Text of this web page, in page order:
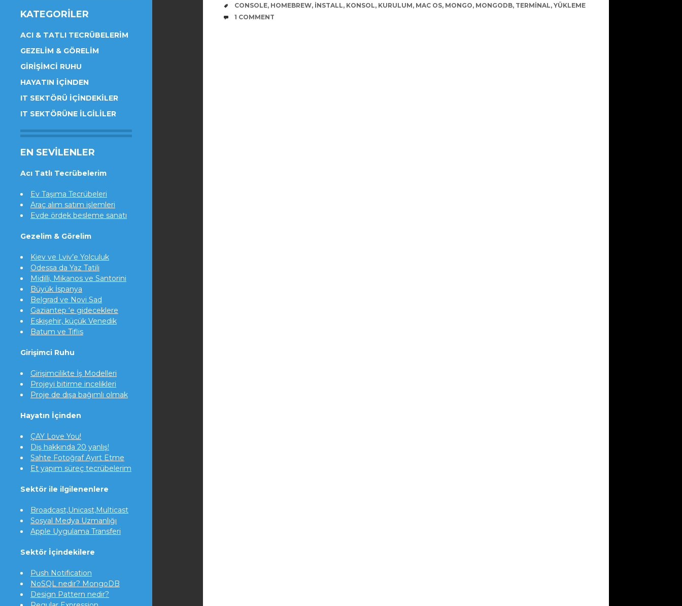
KATEGORILER
ACI & TATLI TECRÜBELERIM
GEZELIM & GÖRELIM
GIRIŞIMCI RUHU
HAYATIN İÇINDEN
IT SEKTÖRÜ İÇINDEKILER
IT SEKTÖRÜNE İLGILILER
EN SEVILENLER
Acı Tatlı Tecrübelerim
Ev Taşıma Tecrübeleri
Araç alım satım işlemleri
Evde ördek besleme sanatı
Gezelim & Görelim
Kiev ve Lviv’e Yolculuk
Odessa da Yaz Tatili
Midilli, Mikanos ve Santorini
Büyük İspanya
Belgrad ve Novi Sad
Gaziantep ‘e gideceklere
Eskişehir, küçük Venedik
Batum ve Tiflis
Girişimci Ruhu
Girişimcilikte İş Modelleri
Projeyi bitirme incelikleri
Proje de dışa bağımlı olmak
Hayatın İçinden
ÇAY Love You!
Diş hakkında 20 yanlış!
Sahte Fotoğraf Ayırt Etme
Et yapım süreç tecrübelerim
Sektör ile ilgilenenlere
Broadcast,Unicast,Multicast
Sosyal Medya Uzmanlığı
Apple Uygulama Transferi
Sektör İçindekilere
Push Notification
NoSQL nedir? MongoDB
Design Pattern nedir?
TAGS
CONSOLE, HOMEBREW, INSTALL, KONSOL, KURULUM, MAC OS, MONGO, MONGODB, TERMINAL, YÜKLEME
COMMENTS
1 COMMENT